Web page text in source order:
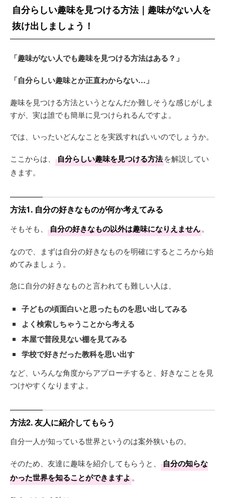
自分らしい趣味を見つける方法｜趣味がない人を
抜け出しましょう！
「趣味がない人でも趣味を見つける方法はある？」
「自分らしい趣味とか正直わからない…」
趣味を見つける方法というとなんだか難しそうな感じがしま
すが、実は誰でも簡単に見つけられるんですよ。
では、いったいどんなことを実践すればいいのでしょうか。
ここからは、 自分らしい趣味を見つける方法を解説してい
きます。
方法1. 自分の好きなものが何か考えてみる
そもそも、 自分の好きなもの以外は趣味になりえません。
なので、まずは自分の好きなものを明確にするところから始
めてみましょう。
急に自分の好きなものと言われても難しい人は、
子どもの頃面白いと思ったものを思い出してみる
よく検索しちゃうことから考える
本屋で普段見ない棚を見てみる
学校で好きだった教科を思い出す
など、いろんな角度からアプローチすると、好きなことを見
つけやすくなりますよ。
方法2. 友人に紹介してもらう
自分一人が知っている世界というのは案外狭いもの。
そのため、友達に趣味を紹介してもらうと、
自分の知らな
かった世界を知ることができますよ。